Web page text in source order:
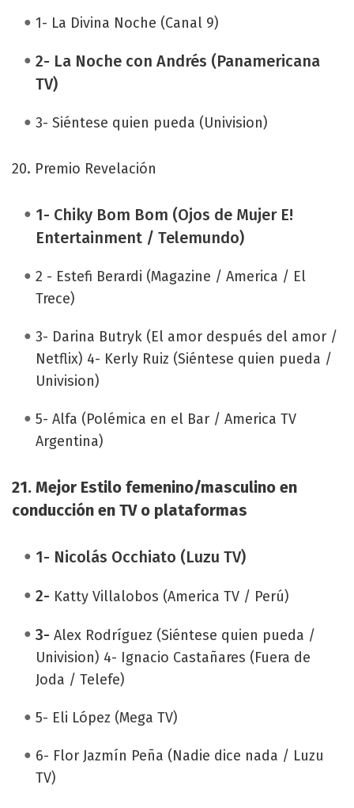
1- La Divina Noche (Canal 9)
2- La Noche con Andrés (Panamericana
TV)
3- Siéntese quien pueda (Univision)
20. Premio Revelación
1- Chiky Bom Bom (Ojos de Mujer E!
Entertainment / Telemundo)
2 - Estefi Berardi (Magazine / America / El
Trece)
3- Darina Butryk (El amor después del amor /
Netflix) 4- Kerly Ruiz (Siéntese quien pueda /
Univision)
5- Alfa (Polémica en el Bar / America TV
Argentina)
21. Mejor Estilo femenino/masculino en
conducción en TV o plataformas
1- Nicolás Occhiato (Luzu TV)
2- Katty Villalobos (America TV / Perú)
3- Alex Rodríguez (Siéntese quien pueda /
Univision) 4- Ignacio Castañares (Fuera de
Joda / Telefe)
5- Eli López (Mega TV)
6- Flor Jazmín Peña (Nadie dice nada / Luzu
TV)